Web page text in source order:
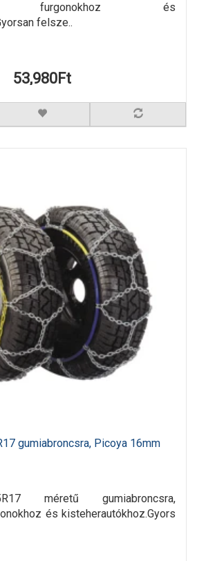
furgonokhoz és
felsze..
53,980Ft
gumiabroncsra, Picoya 16mm
méretű gumiabroncsra,
és kisteherautókhoz.Gyors